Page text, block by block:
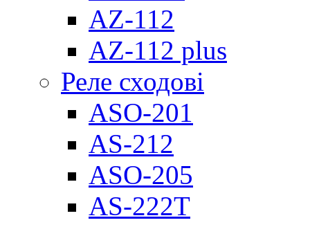
AZ-112
AZ-112 plus
Реле сходові
ASO-201
AS-212
ASO-205
AS-222T